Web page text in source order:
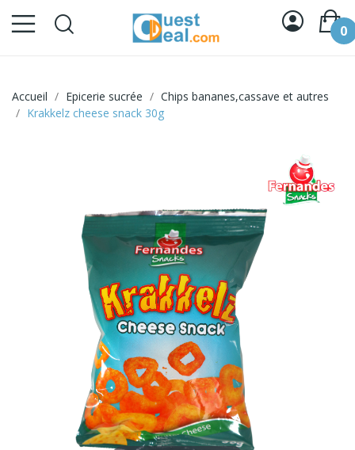
0
Accueil Epicerie sucrée
Chips bananes,cassave et autres
Krakkelz cheese snack 30g